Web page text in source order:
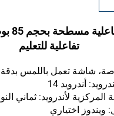
شاشة
تفاعلية للتعليم
أندرويد 14
المركزية لأندرويد: ثماني
ويندوز اختياري